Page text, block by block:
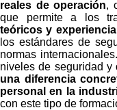
reales de operación,
que permite a los
teóricos y
los estándares de
normas
niveles de seguridad y
una diferencia
personal en la
con este tipo de